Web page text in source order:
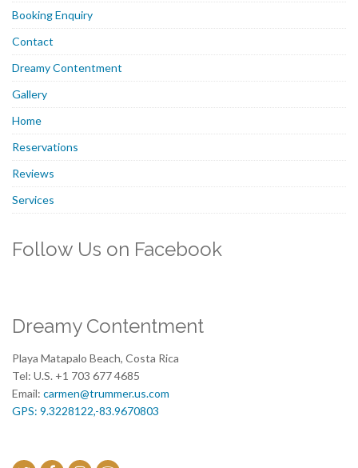
Booking Enquiry
Contact
Dreamy Contentment
Gallery
Home
Reservations
Reviews
Services
Follow Us on Facebook
Dreamy Contentment
Playa Matapalo Beach, Costa Rica
Tel: U.S. +1 703 677 4685
Email: carmen@trummer.us.com
GPS: 9.3228122,-83.9670803